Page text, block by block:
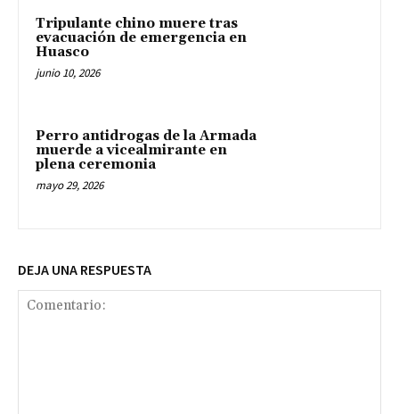
Tripulante chino muere tras
evacuación de emergencia en
Huasco
junio 10, 2026
Perro antidrogas de la Armada
muerde a vicealmirante en
plena ceremonia
mayo 29, 2026
DEJA UNA RESPUESTA